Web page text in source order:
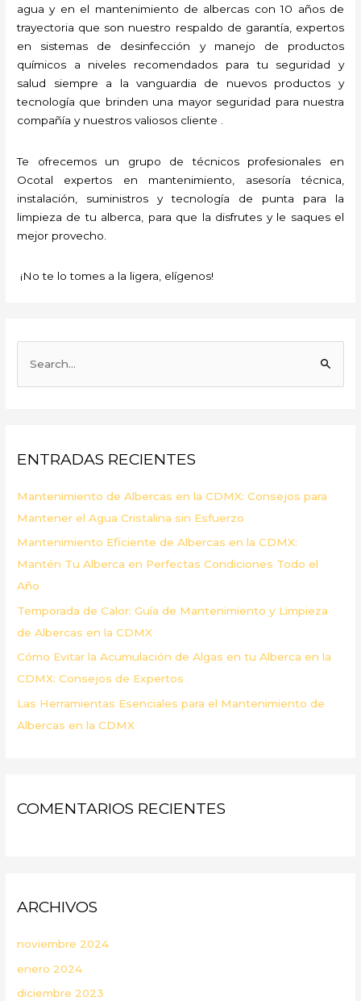
agua y en el mantenimiento de albercas con 10 años de
trayectoria que son nuestro respaldo de garantía, expertos
en sistemas de desinfección y manejo de productos
químicos a niveles recomendados para tu seguridad y
salud siempre a la vanguardia de nuevos productos y
tecnología que brinden una mayor seguridad para nuestra
compañía y nuestros valiosos cliente .
Te ofrecemos un grupo de técnicos profesionales en
Ocotal expertos en mantenimiento, asesoría técnica,
instalación, suministros y tecnología de punta para la
limpieza de tu alberca, para que la disfrutes y le saques el
mejor provecho.
¡No te lo tomes a la ligera, elígenos!
r
o
r
:
ENTRADAS RECIENTES
Mantenimiento de Albercas en la CDMX: Consejos para
Mantener el Agua Cristalina sin Esfuerzo
Mantenimiento Eficiente de Albercas en la CDMX:
Mantén Tu Alberca en Perfectas Condiciones Todo el
Año
Temporada de Calor: Guía de Mantenimiento y Limpieza
de Albercas en la CDMX
Cómo Evitar la Acumulación de Algas en tu Alberca en la
CDMX: Consejos de Expertos
Las Herramientas Esenciales para el Mantenimiento de
Albercas en la CDMX
COMENTARIOS RECIENTES
ARCHIVOS
noviembre 2024
enero 2024
diciembre 2023